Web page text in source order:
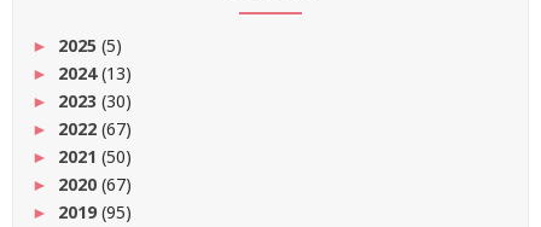
► 2025 (5)
► 2024(13)
► 2023 (30)
► 2022 (67)
► 2021 (50)
► 2020 (67)
► 2019(95)